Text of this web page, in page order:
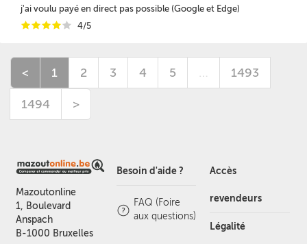
j'ai voulu payé en direct pas possible (Google et Edge)
iiiii 4/5
< 1 2 3 4 5 … 1493
1494 >
Mazoutonline
1, Boulevard
Anspach
B-1000 Bruxelles
Besoin d'aide ?
FAQ (Foire
aux questions)
Accès
revendeurs
Légalité